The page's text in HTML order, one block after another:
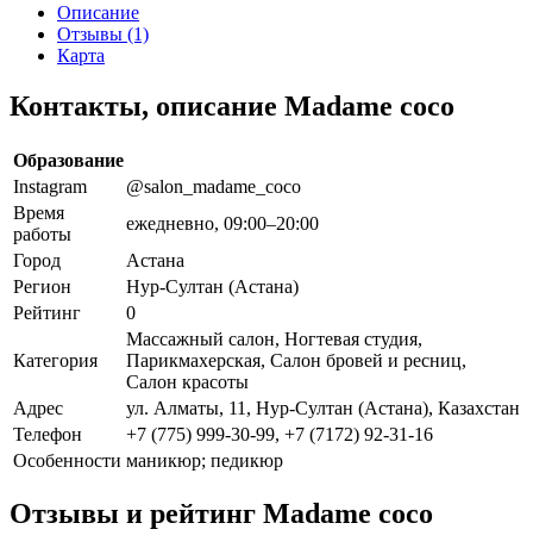
Описание
Отзывы (1)
Карта
Контакты, описание Madame coco
Образование
Instagram
@salon_madame_coco
Время
работы
ежедневно, 09:00–20:00
Город
Астана
Регион
Нур-Султан (Астана)
Рейтинг
0
Категория
Массажный салон, Ногтевая студия,
Парикмахерская, Салон бровей и ресниц,
Салон красоты
Адрес
ул. Алматы, 11, Нур-Султан (Астана), Казахстан
Телефон
+7 (775) 999-30-99, +7 (7172) 92-31-16
Особенности маникюр; педикюр
Отзывы и рейтинг Madame coco